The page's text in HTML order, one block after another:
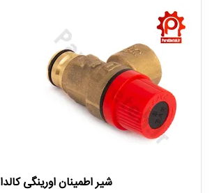
شیر اطمینان اورینگی کالدا